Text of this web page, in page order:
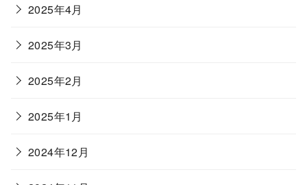
2025年4月
2025年3月
2025年2月
2025年1月
2024年12月